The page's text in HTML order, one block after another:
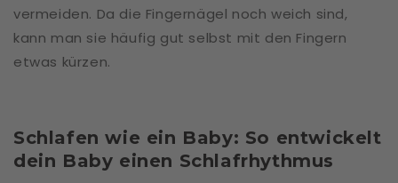
vermeiden. Da die Fingernägel noch weich sind,
kann man sie häufig gut selbst mit den Fingern
etwas kürzen.
Schlafen wie ein Baby: So entwickelt
dein Baby einen Schlafrhythmus